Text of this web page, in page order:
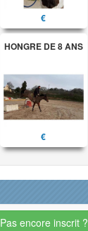
€
HONGRE DE 8 ANS
€
Pas encore inscrit ?